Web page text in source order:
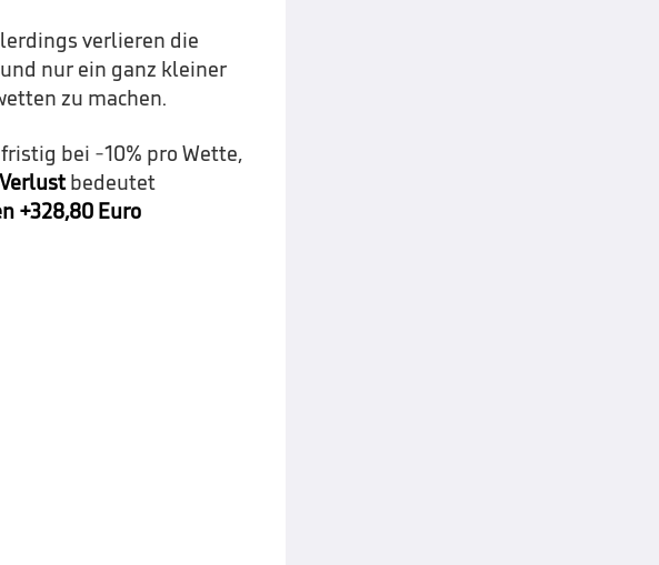
verlieren die
nur ein ganz kleiner
zu machen.
bei -10% pro Wette,
bedeutet
+328,80 Euro